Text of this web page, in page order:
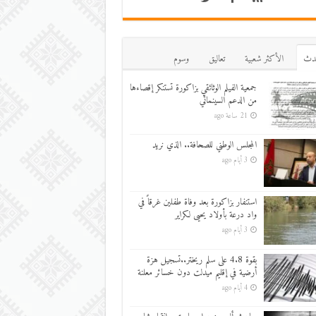
اﻷكثر شعبية تعاليق
وسوم
جمعية الفيلم الوثائقي بزاكورة تستنكر إقصاءها
من الدعم السينمائي
21 ساعة ago
المجلس الوطني للصحافة.. الذي نريد
3 أيام ago
استنفار بزاكورة بعد وفاة طفلين غرقاً في
واد درعة بأولاد يحيى لكراير
3 أيام ago
بقوة 4.8 على سلم ريختر..تسجيل هزة
أرضية في إقليم ميدلت دون خسائر معلنة
4 أيام ago